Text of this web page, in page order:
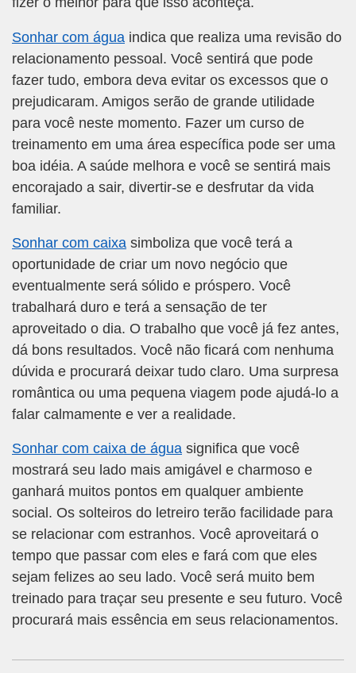
Sonhar com água indica que realiza uma revisão do
relacionamento pessoal. Você sentirá que pode
fazer tudo, embora deva evitar os excessos que o
prejudicaram. Amigos serão de grande utilidade
para você neste momento. Fazer um curso de
treinamento em uma área específica pode ser uma
boa idéia. A saúde melhora e você se sentirá mais
encorajado a sair, divertir-se e desfrutar da vida
familiar.
Sonhar com caixa simboliza que você terá a
oportunidade de criar um novo negócio que
eventualmente será sólido e próspero. Você
trabalhará duro e terá a sensação de ter
aproveitado o dia. O trabalho que você já fez antes,
dá bons resultados. Você não ficará com nenhuma
dúvida e procurará deixar tudo claro. Uma surpresa
romântica ou uma pequena viagem pode ajudá-lo a
falar calmamente e ver a realidade.
Sonhar com caixa de água significa que você
mostrará seu lado mais amigável e charmoso e
ganhará muitos pontos em qualquer ambiente
social. Os solteiros do letreiro terão facilidade para
se relacionar com estranhos. Você aproveitará o
tempo que passar com eles e fará com que eles
sejam felizes ao seu lado. Você será muito bem
treinado para traçar seu presente e seu futuro. Você
procurará mais essência em seus relacionamentos.